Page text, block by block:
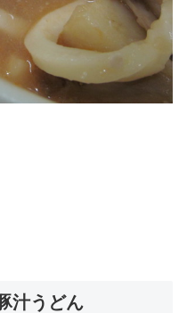
汁うどん